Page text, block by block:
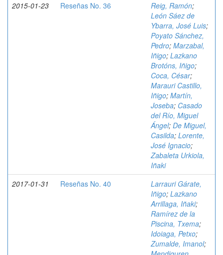
2015-01-23 Reseñas No. 36 Reig, Ramón;
León Sáez de
Ybarra, José Luis;
Poyato Sánchez,
Pedro; Marzabal,
Iñigo; Lazkano
Brotóns, Iñigo;
Coca, César;
Marauri Castillo,
Iñigo; Martín,
Joseba; Casado
del Río, Miguel
Ángel; De Miguel,
Casilda; Lorente,
José Ignacio;
Zabaleta Urkiola,
Iñaki
2017-01-31
Reseñas No. 40
Larrauri Gárate,
Iñigo; Lazkano
Arrillaga, Iñaki;
Ramírez de la
Piscina, Txema;
Idoiaga, Petxo;
Zumalde, Imanol;